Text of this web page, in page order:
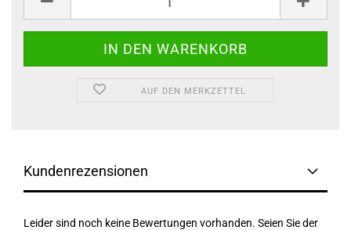
AUF DEN MERKZETTEL
Kundenrezensionen
Leider sind noch keine Bewertungen vorhanden. Seien Sie der